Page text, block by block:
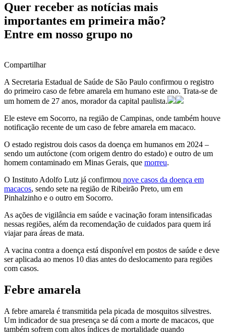
Quer receber as notícias mais
importantes em primeira mão?
Entre em nosso grupo no
Compartilhar
A Secretaria Estadual de Saúde de São Paulo confirmou o registro
do primeiro caso de febre amarela em humano este ano. Trata-se de
um homem de 27 anos, morador da capital paulista.
Ele esteve em Socorro, na região de Campinas, onde também houve
notificação recente de um caso de febre amarela em macaco.
O estado registrou dois casos da doença em humanos em 2024 –
sendo um autóctone (com origem dentro do estado) e outro de um
homem contaminado em Minas Gerais, que morreu.
O Instituto Adolfo Lutz já confirmou nove casos da doença em
macacos, sendo sete na região de Ribeirão Preto, um em
Pinhalzinho e o outro em Socorro.
As ações de vigilância em saúde e vacinação foram intensificadas
nessas regiões, além da recomendação de cuidados para quem irá
viajar para áreas de mata.
A vacina contra a doença está disponível em postos de saúde e deve
ser aplicada ao menos 10 dias antes do deslocamento para regiões
com casos.
Febre amarela
A febre amarela é transmitida pela picada de mosquitos silvestres.
Um indicador de sua presença se dá com a morte de macacos, que
também sofrem com altos índices de mortalidade quando